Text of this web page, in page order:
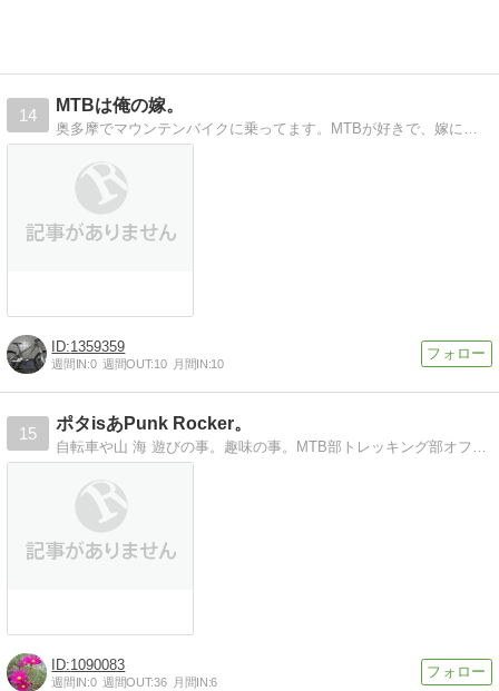
14
MTBは俺の嫁。
1359359
週間IN:0 週間OUT:10 月間IN:10
15
ポタisあPunk Rocker。
1090083
週間IN:0 週間OUT:36 月間IN:6